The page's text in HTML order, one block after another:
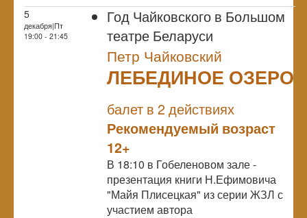
5
декабря|Пт
19:00 - 21:45
Год Чайковского в Большом
театре Беларуси
Петр Чайковский
ЛЕБЕДИНОЕ ОЗЕРО
балет в 2 действиях
Рекомендуемый возраст
12+
В 18:10 в Гобеленовом зале -
презентация книги Н.Ефимовича
"Майя Плисецкая" из серии ЖЗЛ с
участием автора